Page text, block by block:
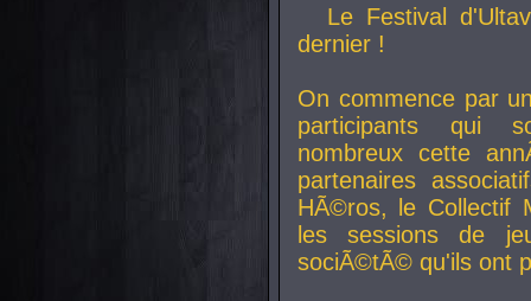
Le Festival
dernier !
On commence par
participants qui
nombreux cette
partenaires
HÃ©ros, le Collectif
les sessions de
sociÃ©tÃ© qu'ils ont